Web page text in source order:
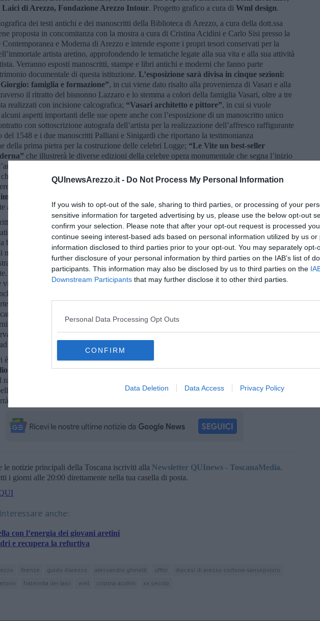
QUInewsArezzo.it - Do Not Process My Personal Information
If you wish to opt-out of the sale, sharing to third parties, or processing of your
sensitive information for targeted advertising by us, please use the below opt-out
confirm your selection. Please note that after your opt-out request is processed
continue seeing interest-based ads based on personal information utilized by us or
information disclosed to third parties prior to your opt-out. You may separately opt-
further disclosure of your personal information by third parties on the IAB’s list of
participants. This information may also be disclosed by us to third parties on the
Downstream Participants that may further disclose it to other third parties.
Personal Data Processing Opt Outs
CONFIRM
Data Deletion Data Access Privacy Policy
di Arezzo, Fondazione Arezzo Intour. Progetto grafico a cura di Wml design.
dei testi antichi e dei manoscritti della Biblioteca di Arezzo, a cura della dott.ssa
proposta in concomitanza con la mostra a cura di Cristina Acidini e Carlo Sisi presso la
Contemporanea e Moderna di Arezzo e intende esporre i propri tesori conservati per la
artista aretino, approfondendo le tematiche legate alla sua vita e alla sua attività
Verranno esposti manoscritti, stampe e libri antichi e moderni che fanno parte
documentale di questa istituzione. L’esposizione sarà divisa in cinque sezioni:
famiglia e formazione”, in cui viene dato risalto alla provenienza di Vasari e alla
il ritratto del bisnonno Lazzaro e lo stemma a colori della famiglia Vasari, oltre a tre
realizzati con incisione calcografica; “Vasari architetto e pittore”, in cui si vuole
aspetti importanti delle sue opere anche con l’esposizione di un manoscritto unico
con sottoscrizione autografa dell’artista per la realizzazione dell’affresco raffigurante
del 1548 e i due manoscritti Palliani e Sinigardi che riportano la testimonianza
della prima pietra per la costruzione delle celebri Logge; “Le Vite un best-seller
che illustrerà le diverse edizioni della celebre opera monumentale che segna l’inizio
moderna, partendo dall’edizione più bella e completa del 1568 stampata a Firenze
seguì la princeps del 1550 di Torrentino;“Altri scritti dell’artista”in cui sono incluse
del Vasari come “I Ragionamenti” pubblicati postumi nel 1588 dal nipote Giorgio il
memoria”
alla sua morte fino al XX secolo, dal Landucci a Del Vita a Cesare Guasti.
e i libri a stampa antichi e moderni e le stampe - dichiara la curatrice dottoressa
scelti per cercare di ricostruire la vita e l'attività di Vasari, prendendo spunto dal solo
biblioteca di Arezzo, la biblioteca storica più importante del territorio aretino, con
manoscritti unici che danno testimonianza della sua opera come pittore e come architetto,
delle Vite che furono pubblicate in più versioni sia durante la vita dell'artista che
Tutte insieme le varie sezioni della mostra daranno modo ai visitatori di comprendere la
visse l'artista aretino che lo porta oggi a essere ricordato per le sue opere di pittura,
per la creazione delle Vite, come primo testo che affronta le tematiche della storia e
a cui si sono aggiunti i Ragionamenti e le Poesie, quest'ultime ancora inedite”. E ancora
innovativa della mostra è che tutti i materiali esposti (stampe, manoscritti e libri
provengono esclusivamente dalla Biblioteca che quindi non ha usufruito del prestito da
Al contrario quando la mostra in biblioteca sarà finita alcuni di questi testi saranno
altri enti per la realizzazione delle loro esposizioni”.
è un artista eccelso sotto tutti i punti di vista - dichiara
Città di Arezzo- e la sua genialità ha compreso anche un raffinata capacità di
della vita degli artisti e delle loro opere, egli ha educato i lettori a cogliere e
dacché quest’ultima richiede sempre una narrazione. Siamo orgogliosi che la
in questa mostra unica nel suo genere alcune edizioni rarissime dei suoi scritti”.
le notizie principali della Toscana iscriviti alla Newsletter QUInews - ToscanaMedia.
i giorni alle 20:00 direttamente nella tua casella di posta.
anche:
con l’energia dei giovani aretini
e recupera la refurtiva
firenze guido d'arezzo alessandro ghinelli uffizi
diocesi di arezzo-cortona-sansepolcro
fraternita dei laici wml cristina acidini xx secolo